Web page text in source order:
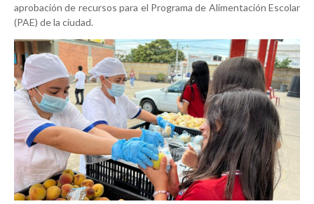
aprobación de recursos para el Programa de Alimentación Escolar
(PAE) de la ciudad.